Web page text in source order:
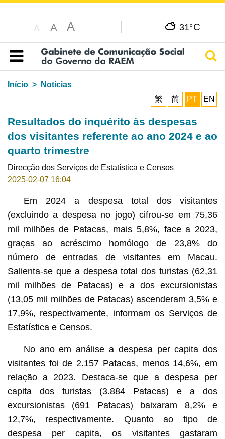
A A A 31°C
Índice
Início
Notícias
繁
简 PT EN
Resultados do inquérito às despesas
dos visitantes referente ao ano 2024 e ao
quarto trimestre
Direcção dos Serviços de Estatística e Censos
2025-02-07 16:04
Em 2024 a despesa total dos visitantes
(excluindo a despesa no jogo) cifrou-se em 75,36
mil milhões de Patacas, mais 5,8%, face a 2023,
graças ao acréscimo homólogo de 23,8% do
número de entradas de visitantes em Macau.
Salienta-se que a despesa total dos turistas (62,31
mil milhões de Patacas) e a dos excursionistas
(13,05 mil milhões de Patacas) ascenderam 3,5% e
17,9%, respectivamente, informam os Serviços de
Estatística e Censos.
No ano em análise a despesa per capita dos
visitantes foi de 2.157 Patacas, menos 14,6%, em
relação a 2023. Destaca-se que a despesa per
capita dos turistas (3.884 Patacas) e a dos
excursionistas (691 Patacas) baixaram 8,2% e
12,7%, respectivamente. Quanto ao tipo de
despesa per capita, os visitantes gastaram